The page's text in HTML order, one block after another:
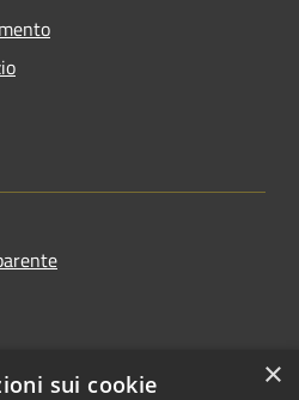
×
sui cookie